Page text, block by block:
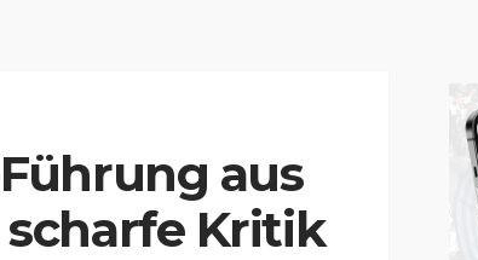
aus
Kritik